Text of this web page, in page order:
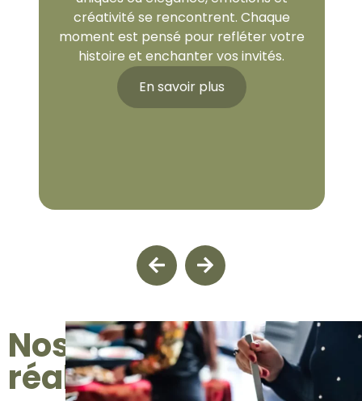
créativité se rencontrent. Chaque
moment est pensé pour refléter votre
histoire et enchanter vos invités.
En savoir plus
Nos
réalisations